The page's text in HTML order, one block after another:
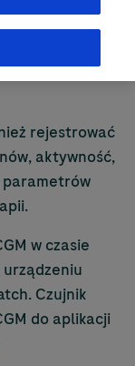
możesz
w czasie
rejestrować
aktywność,
parametrów
w czasie
Czujnik
do aplikacji